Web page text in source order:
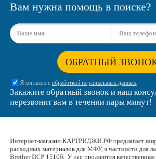
Вам нужна помощь в поиске?
ОБРАТНЫЙ
Я согласен с обработкой персональных данных
Закажите обратный звонок и наш
перезвонит вам в течении пары минут!
Интернет-магазин КАРТРИДЖИ.РФ предлагает
расходных материалов для МФУ, в частности для
Brother DCP 1510R. У нас продаются